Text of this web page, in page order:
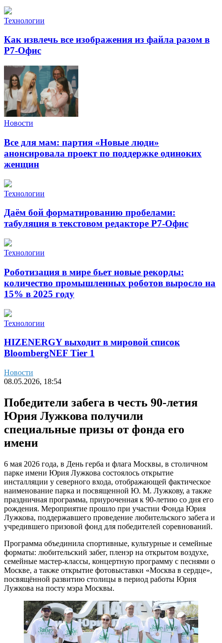
Технологии
Как извлечь все изображения из файла разом в
Р7-Офис
Новости
Все для мам: партия «Новые люди»
анонсировала проект по поддержке одиноких
женщин
Технологии
Даём бой форматированию пробелами:
табуляция в текстовом редакторе Р7-Офис
Технологии
Роботизация в мире бьет новые рекорды:
количество промышленных роботов выросло на
15% в 2025 году
Технологии
HIZENERGY выходит в мировой список
BloombergNEF Tier 1
Новости
08.05.2026, 18:54
Победители забега в честь 90-летия
Юрия Лужкова получили
специальные призы от фонда его
имени
6 мая 2026 года, в День герба и флага Москвы, в столичном
парке имени Юрия Лужкова состоялось открытие
инсталляции у северного входа, отображающей фактическое
наименование парка и посвященной Ю. М. Лужкову, а также
праздничная программа, приуроченная к 90-летию со дня его
рождения. Мероприятие прошло при участии Фонда Юрия
Лужкова, поддержавшего проведение любительского забега и
учредившего призовой фонд для победителей соревнований.
Программа объединила спортивные, культурные и семейные
форматы: любительский забег, пленэр на открытом воздухе,
семейные мастер-классы, концертную программу с песнями о
Москве, а также открытие фотовыставки «Москва в сердце»,
посвящённой развитию столицы в период работы Юрия
Лужкова на посту мэра Москвы.